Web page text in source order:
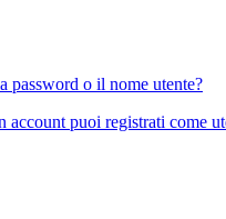
password o il nome utente?
account puoi registrati come